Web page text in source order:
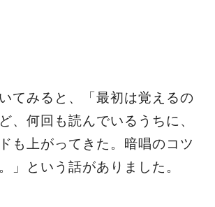
てみると、「最初は覚えるの
、何回も読んでいるうちに、
も上がってきた。暗唱のコツ
」という話がありました。